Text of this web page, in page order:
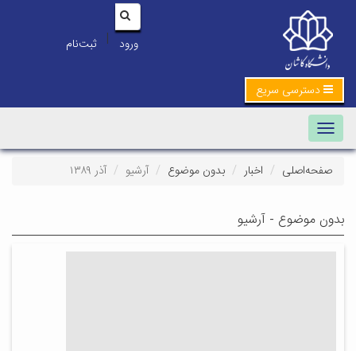
ورود | ثبت‌نام
دسترسی سریع
Toggle navigation
صفحه‌اصلی اخبار بدون موضوع آرشیو آذر ۱۳۸۹
بدون موضوع - آرشیو